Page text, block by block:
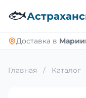
🐟
Доставка в
Главная / Каталог